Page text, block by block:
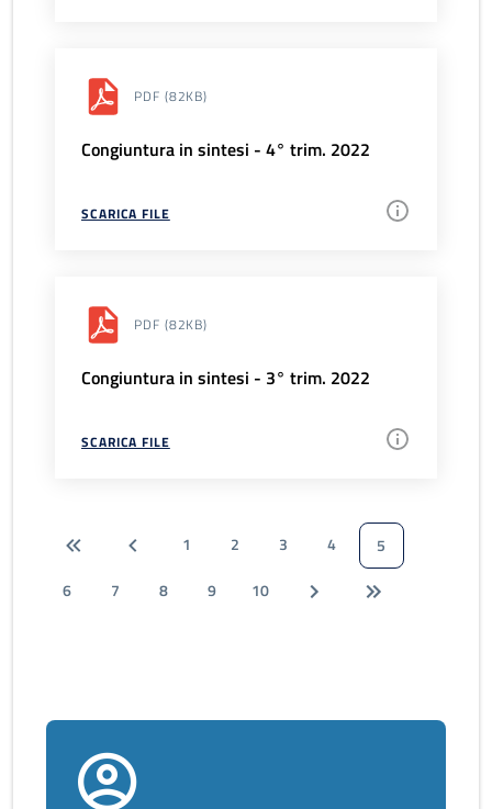
PDF (82KB)
Congiuntura in sintesi - 4° trim. 2022
SCARICA FILE
PDF (82KB)
Congiuntura in sintesi - 3° trim. 2022
SCARICA FILE
1 2 3 4
5
6
7 8 9 10